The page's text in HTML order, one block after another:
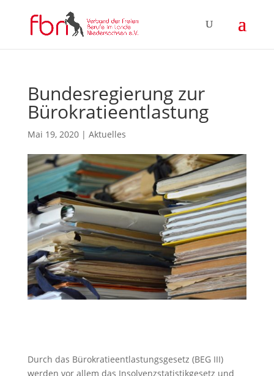
Bundesregierung zur
Bürokratieentlastung
Mai 19, 2020| Aktuelles
Durch das Bürokratieentlastungsgesetz (BEG III)
werden vor allem das Insolvenzstatistikgesetz und